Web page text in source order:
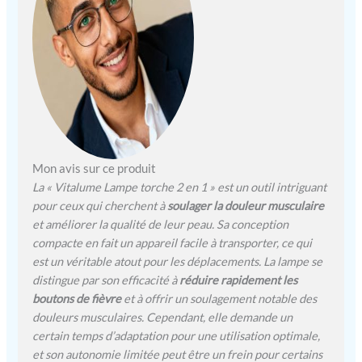
thérapie par lumière
infrarouge couvre un large
spectre de luminothérapie.
Équipée de cinq LED, la
lumière bleue de 460 nm
cible les problèmes de
surface tandis que les
longueurs d'onde de 630
Soulagement polyvalent de
la douleur : cette thérapie
par lumière rouge pour
soulager la douleur aide à
cibler les douleurs
chroniques dans les
muscles et les articulations
et la raideur dans des zones
telles que vos épaules,
votre cou, votre dos, vos
Mon avis sur ce produit
La « Vitalume Lampe torche 2 en 1 » est un outil intriguant
pour ceux qui cherchent àsoulager la douleur musculaire
et améliorer la qualité de leur peau. Sa conception
compacte en fait un appareil facile à transporter, ce qui
est un véritable atout pour les déplacements. La lampe se
distingue par son efficacité àréduire rapidement les
boutons de fièvreet à offrir un soulagement notable des
douleurs musculaires. Cependant, elle demande un
certain temps d’adaptation pour une utilisation optimale,
et son autonomie limitée peut être un frein pour certains